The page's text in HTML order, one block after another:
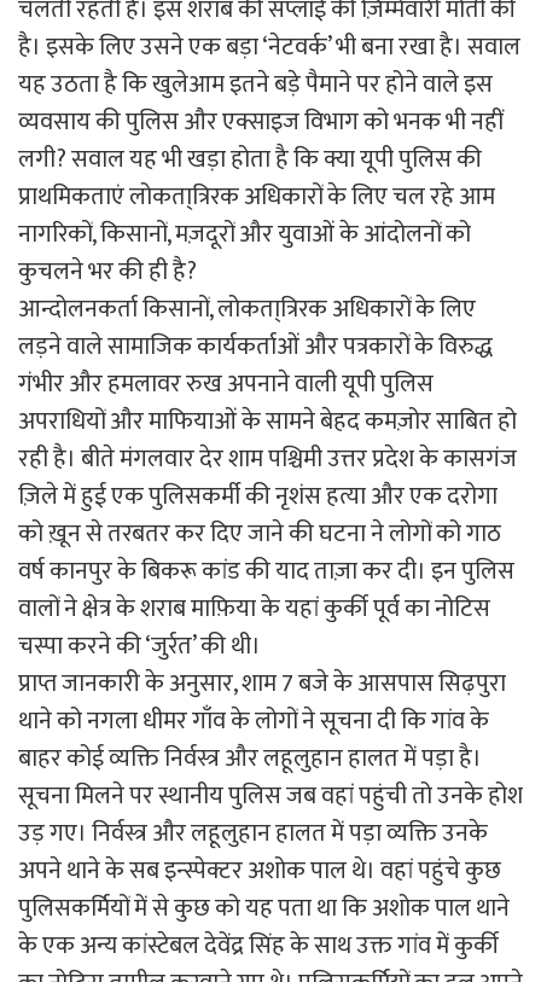
चलती रहती है। इस शराब की सप्लाई की ज़िम्मेवारी मोती की
है। इसके लिए उसने एक बड़ा ‘नेटवर्क’ भी बना रखा है। सवाल
यह उठता है कि खुलेआम इतने बड़े पैमाने पर होने वाले इस
व्यवसाय की पुलिस और एक्साइज विभाग को भनक भी नहीं
लगी? सवाल यह भी खड़ा होता है कि क्या यूपी पुलिस की
प्राथमिकताएं लोकता्त्रिरक अधिकारों के लिए चल रहे आम
नागरिकों, किसानों, मज़दूरों और युवाओं के आंदोलनों को
कुचलने भर की ही है?
आन्दोलनकर्ता किसानों, लोकता्त्रिरक अधिकारों के लिए
लड़ने वाले सामाजिक कार्यकर्ताओं और पत्रकारों के विरुद्ध
गंभीर और हमलावर रुख अपनाने वाली यूपी पुलिस
अपराधियों और माफियाओं के सामने बेहद कमज़ोर साबित हो
रही है। बीते मंगलवार देर शाम पश्चिमी उत्तर प्रदेश के कासगंज
ज़िले में हुई एक पुलिसकर्मी की नृशंस हत्या और एक दरोगा
को ख़ून से तरबतर कर दिए जाने की घटना ने लोगों को गाठ
वर्ष कानपुर के बिकरू कांड की याद ताज़ा कर दी। इन पुलिस
वालों ने क्षेत्र के शराब माफ़िया के यहां कुर्की पूर्व का नोटिस
चस्पा करने की ‘जुर्रत’ की थी।
प्राप्त जानकारी के अनुसार, शाम 7 बजे के आसपास सिढ़पुरा
थाने को नगला धीमर गाँव के लोगों ने सूचना दी कि गांव के
बाहर कोई व्यक्ति निर्वस्त्र और लहूलुहान हालत में पड़ा है।
सूचना मिलने पर स्थानीय पुलिस जब वहां पहुंची तो उनके होश
उड़ गए। निर्वस्त्र और लहूलुहान हालत में पड़ा व्यक्ति उनके
अपने थाने के सब इन्स्पेक्टर अशोक पाल थे। वहां पहुंचे कुछ
पुलिसकर्मियों में से कुछ को यह पता था कि अशोक पाल थाने
के एक अन्य कांस्टेबल देवेंद्र सिंह के साथ उक्त गांव में कुर्की